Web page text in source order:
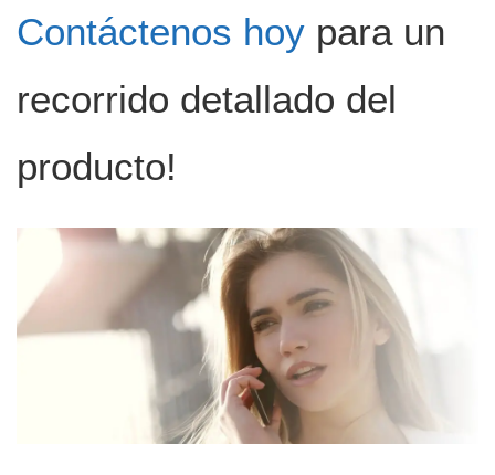
Contáctenos hoy para un
recorrido detallado del
producto!